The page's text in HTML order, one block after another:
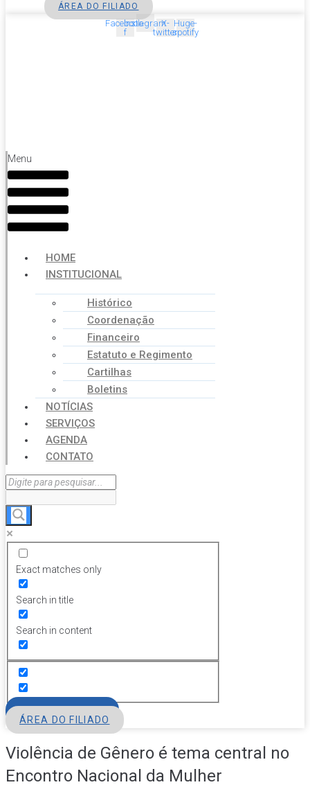
ÁREA DO FILIADO
Facebook-
f
InstagramX-
twitter
Huge-
spotify
Menu
HOME
INSTITUCIONAL
Histórico
Coordenação
Financeiro
Estatuto e Regimento
Cartilhas
Boletins
NOTÍCIAS
SERVIÇOS
AGENDA
CONTATO
Exact matches only
Search in title
Search in content
ÁREA DO FILIADO
Violência de Gênero é tema central no
Encontro Nacional da Mulher